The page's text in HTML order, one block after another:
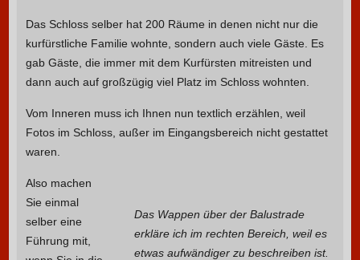
Das Schloss selber hat 200 Räume in denen nicht nur die
kurfürstliche Familie wohnte, sondern auch viele Gäste. Es
gab Gäste, die immer mit dem Kurfürsten mitreisten und
dann auch auf großzügig viel Platz im Schloss wohnten.
Vom Inneren muss ich Ihnen nun textlich erzählen, weil
Fotos im Schloss, außer im Eingangsbereich nicht gestattet
waren.
Das Wappen über der Balustrade
erkläre ich im rechten Bereich, weil es
etwas aufwändiger zu beschreiben ist.
Also machen
Sie einmal
selber eine
Führung mit,